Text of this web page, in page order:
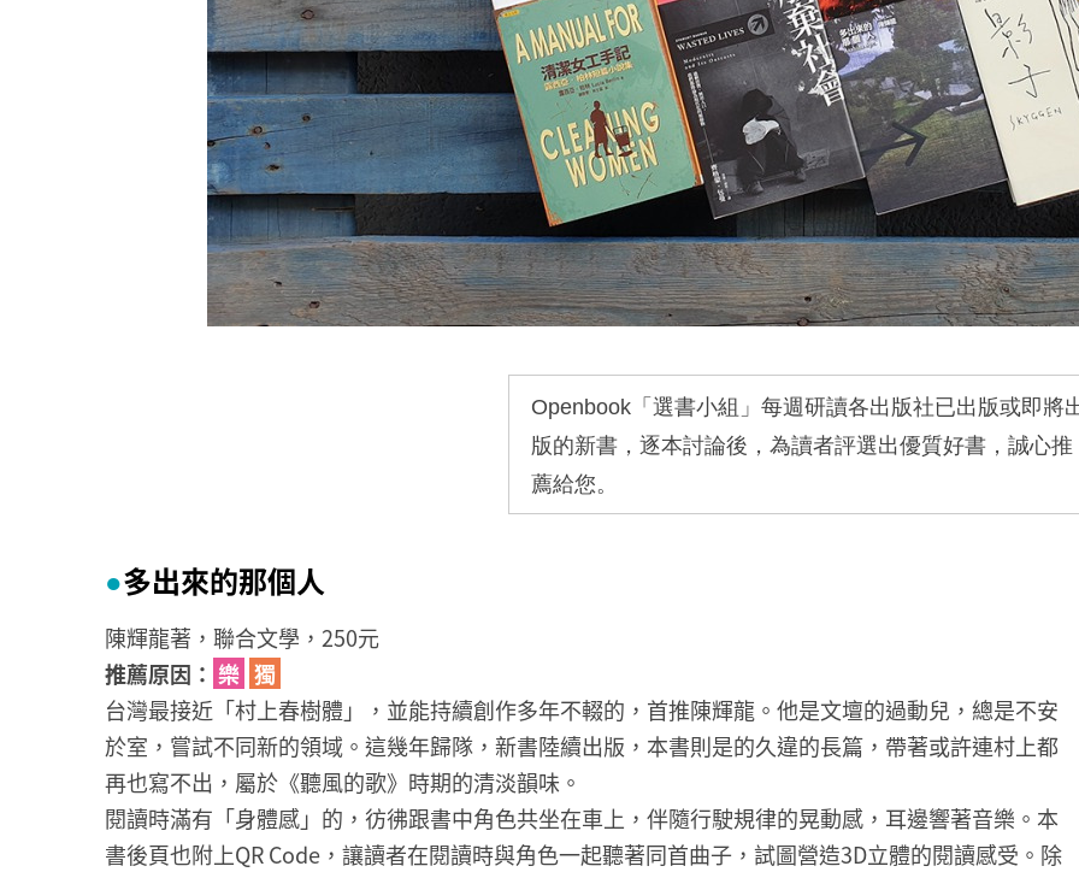
Openbook 「選書小組」每週研讀各出版社已出版或即將
版的新書，逐本討論後，為讀者評選出優質好書，誠心推
薦給您。
●多出來的那個人
陳輝龍著，聯合文學，250元
推薦原因： 樂 獨
台灣最接近「村上春樹體」，並能持續創作多年不輟的，首推陳輝龍。他是文壇的過動兒，總是不安
於室，嘗試不同新的領域。這幾年歸隊，新書陸續出版，本書則是的久違的長篇，帶著或許連村上都
再也寫不出，屬於《聽風的歌》時期的清淡韻味。
閱讀時滿有「身體感」的，彷彿跟書中角色共坐在車上，伴隨行駛規律的晃動感，耳邊響著音樂。本
書後頁也附上QR Code，讓讀者在閱讀時與角色一起聽著同首曲子，試圖營造3D立體的閱讀感受。除